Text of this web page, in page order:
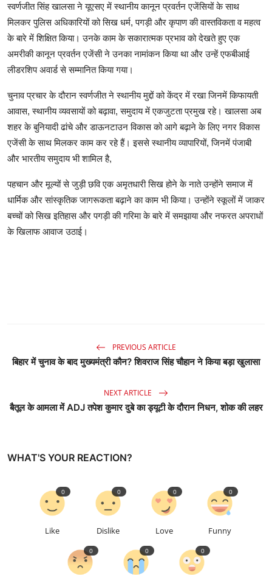
स्वर्णजीत सिंह खालसा ने यूएसए में स्थानीय कानून प्रवर्तन एजेंसियों के साथ
मिलकर पुलिस अधिकारियों को सिख धर्म, पगड़ी और कृपाण की वास्तविकता व महत्व
के बारे में शिक्षित किया। उनके काम के सकारात्मक प्रभाव को देखते हुए एक
अमरीकी कानून प्रवर्तन एजेंसी ने उनका नामांकन किया था और उन्हें एफबीआई
लीडरशिप अवार्ड से सम्मानित किया गया।
चुनाव प्रचार के दौरान स्वर्णजीत ने स्थानीय मुद्दों को केंद्र में रखा जिनमें किफायती
आवास, स्थानीय व्यवसायों को बढ़ावा, समुदाय में एकजुटता प्रमुख रहे। खालसा अब
शहर के बुनियादी ढांचे और डाऊनटाउन विकास को आगे बढ़ाने के लिए नगर विकास
एजेंसी के साथ मिलकर काम कर रहे हैं। इससे स्थानीय व्यापारियों, जिनमें पंजाबी
और भारतीय समुदाय भी शामिल है,
पहचान और मूल्यों से जुड़ी छवि एक अमृतधारी सिख होने के नाते उन्होंने समाज में
धार्मिक और सांस्कृतिक जागरूकता बढ़ाने का काम भी किया। उन्होंने स्कूलों में जाकर
बच्चों को सिख इतिहास और पगड़ी की गरिमा के बारे में समझाया और नफरत अपराधों
के खिलाफ आवाज उठाई।
PREVIOUS ARTICLE
बिहार में चुनाव के बाद मुख्यमंत्री कौन? शिवराज सिंह चौहान ने किया बड़ा खुलासा
NEXT ARTICLE
बैतूल के आमला में ADJ तपेश कुमार दुबे का ड्यूटी के दौरान निधन, शोक की लहर
WHAT'S YOUR REACTION?
Like
0
Dislike
0
Love
0
Funny
0
0 0 0